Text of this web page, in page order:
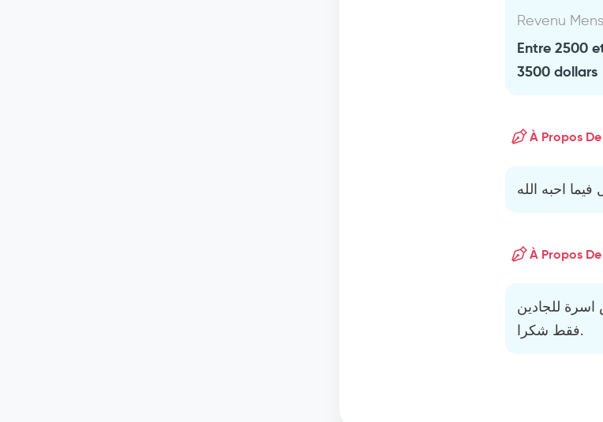
Revenu
Entre 2500
3500 dollars
À Propos
احبه الله
À Propos
اسرة للجادين
فقط شكرا.